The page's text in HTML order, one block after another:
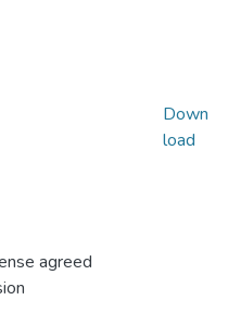
agreed
Down
load